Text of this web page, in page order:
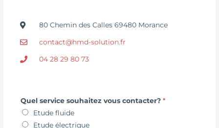
80 Chemin des Calles 69480 Morance
contact@hmd-solution.fr
04 28 29 80 73
Quel service souhaitez vous contacter?*
Etude fluide
Etude électrique